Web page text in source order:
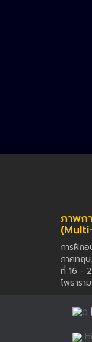
ภาพก
การฝึก
ภาคทฤ
ที่ 16 -
โพธาร